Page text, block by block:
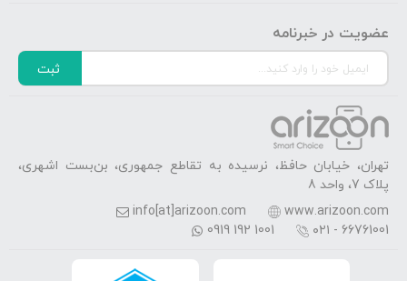
عضویت در خبرنامه
ثبت
تهران، خیابان حافظ، نرسیده به تقاطع جمهوری، بن‌بست اشهری،
پلاک 7، واحد 8
www.arizoon.com
info[at]arizoon.com
۰۲۱ - 66761001
0919 192 1001